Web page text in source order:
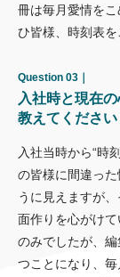
冊は毎月愛情を
ひ皆様、時刻表を
Question 03｜
入社時と現在
教えてください
入社当時から“時
の皆様に間違っ
うに見えますが
面作りを心がけ
のみでしたが、
つことになり、